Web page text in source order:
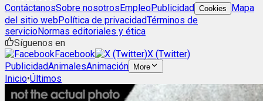
ContáctanosSobre nosotrosEmpleoPublicidad Cookies
Mapa
del sitio webPolítica de privacidadTérminos de
servicioNormas editoriales y ética
Síguenos en
Facebook
X (Twitter)
PublicidadAnimalesAnimación More
Inicio•Últimos